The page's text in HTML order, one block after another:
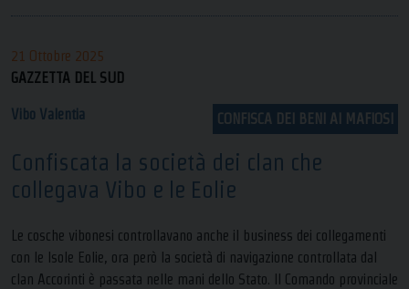
21 Ottobre 2025
GAZZETTA DEL SUD
CONFISCA DEI BENI AI MAFIOSI
Vibo Valentia
Confiscata la società dei clan che
collegava Vibo e le Eolie
Le cosche vibonesi controllavano anche il business dei collegamenti
con le Isole Eolie, ora però la società di navigazione controllata dal
clan Accorinti è passata nelle mani dello Stato. Il Comando provinciale